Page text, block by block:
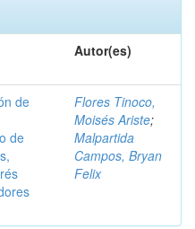
Autor(es)
de
de
Flores Tinoco,
Moisés Ariste;
Malpartida
Campos, Bryan
Felix